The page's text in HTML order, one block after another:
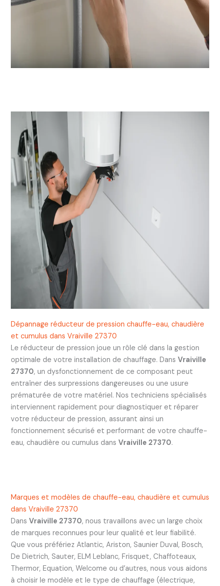
Dépannage réducteur de pression chauffe-eau, chaudière
et cumulus dans Vraiville 27370
Le réducteur de pression joue un rôle clé dans la gestion
optimale de votre installation de chauffage. Dans Vraiville
27370, un dysfonctionnement de ce composant peut
entraîner des surpressions dangereuses ou une usure
prématurée de votre matériel. Nos techniciens spécialisés
interviennent rapidement pour diagnostiquer et réparer
votre réducteur de pression, assurant ainsi un
fonctionnement sécurisé et performant de votre chauffe-
eau, chaudière ou cumulus dans Vraiville 27370.
Marques et modèles de chauffe-eau, chaudière et cumulus
dans Vraiville 27370
Dans Vraiville 27370, nous travaillons avec un large choix
de marques reconnues pour leur qualité et leur fiabilité.
Que vous préfériez Atlantic, Ariston, Saunier Duval, Bosch,
De Dietrich, Sauter, ELM Leblanc, Frisquet, Chaffoteaux,
Thermor, Equation, Welcome ou d’autres, nous vous aidons
à choisir le modèle et le type de chauffage (électrique,